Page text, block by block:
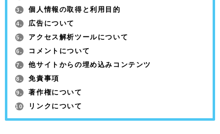
3. 個人情報の取得と利用目的
4. 広告について
5. アクセス解析ツールについて
6. コメントについて
7. 他サイトからの埋め込みコンテンツ
8. 免責事項
9. 著作権について
10. リンクについて